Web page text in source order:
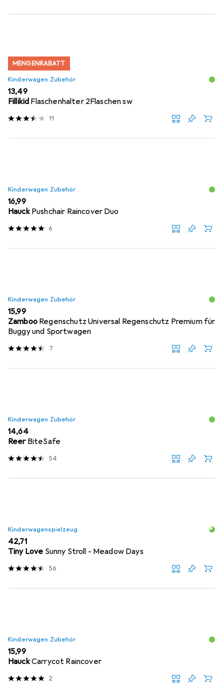
MENGENRABATT
Kinderwagen Zubehör
EUR
13,49
Fillikid Flaschenhalter 2Flaschen sw
11
Kinderwagen Zubehör
EUR
16,99
Hauck Pushchair Raincover Duo
6
Kinderwagen Zubehör
EUR
15,99
Zamboo Regenschutz Universal Regenschutz Premium für
Buggy und Sportwagen
7
Kinderwagen Zubehör
EUR
14,64
Reer BiteSafe
54
Kinderwagenspielzeug
EUR
42,71
Tiny Love Sunny Stroll - Meadow Days
56
Kinderwagen Zubehör
EUR
15,99
HauckCarrycot Raincover
2